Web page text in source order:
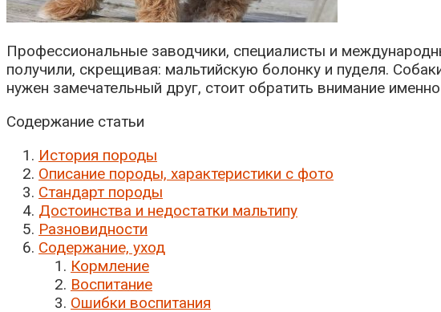
Профессиональные заводчики, специалисты и
получили, скрещивая: мальтийскую болонку и пуделя.
нужен замечательный друг, стоит обратить внимание
Содержание статьи
История породы
Описание породы, характеристики с фото
Стандарт породы
Достоинства и недостатки мальтипу
Разновидности
Содержание, уход
Кормление
Воспитание
Ошибки воспитания